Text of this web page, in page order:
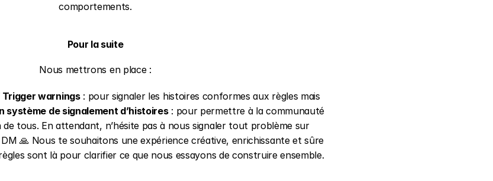
comportements.
Pour la suite
Nous mettrons en place :
warnings : pour signaler les histoires conformes aux règles mais
système de signalement d’histoires : pour permettre à la communauté
de participer à la protection de tous. En attendant, n’hésite pas à nous signaler tout problème sur
🙏 Nous te souhaitons une expérience créative, enrichissante et sûre
sont là pour clarifier ce que nous essayons de construire ensemble.